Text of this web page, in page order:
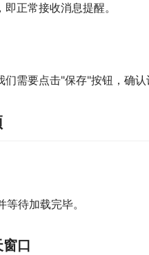
正常接收消息提醒。
需要点击"保存"按钮，确认
待加载完毕。
口